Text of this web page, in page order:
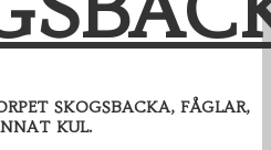
SKOGSBACKA, FÅGLAR,
KUL.